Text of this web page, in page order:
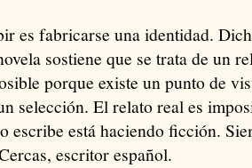
es fabricarse una identidad.
sostiene que se trata de un
porque existe un punto de
selección. El relato real es
escribe está haciendo ficción.
escritor español.